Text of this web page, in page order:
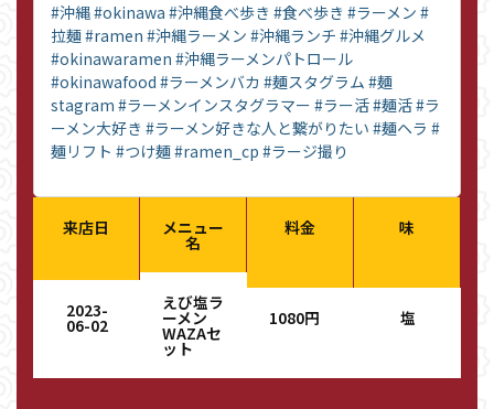
#沖縄#okinawa #沖縄食べ歩き #食べ歩き #ラーメン #
拉麺#ramen #沖縄ラーメン #沖縄ランチ #沖縄グルメ
#okinawaramen #沖縄ラーメンパトロール
#okinawafood #ラーメンバカ #麺スタグラム #麺
stagram #ラーメンインスタグラマー #ラー活#麺活#ラ
ーメン大好き #ラーメン好きな人と繋がりたい #麺ヘラ #
麺リフト #つけ麺#ramen_cp #ラージ撮り
来店日
2023-
06-02
メニュー
名
えび塩ラ
ーメン
WAZAセ
ット
料金
1080円
味
塩